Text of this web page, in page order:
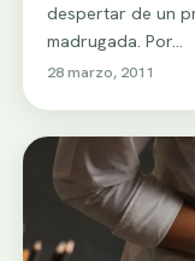
despertar de un
madrugada. Por…
28 marzo, 2011